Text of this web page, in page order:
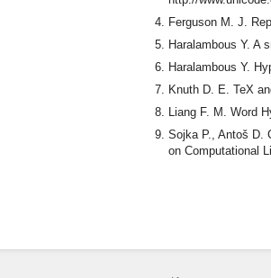
Ferguson M. J.
Haralambous Y. A
Haralambous Y.
Knuth D. E. TeX
Liang F. M. Word
Sojka P., Antoš D.
on Computational